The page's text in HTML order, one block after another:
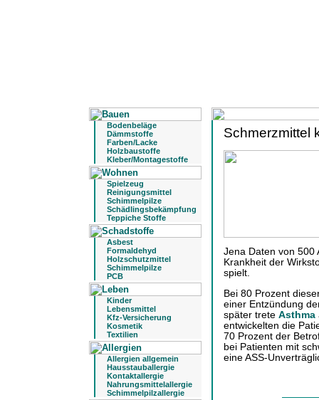
Bodenbeläge
Dämmstoffe
Farben/Lacke
Holzbaustoffe
Kleber/Montagestoffe
Spielzeug
Reinigungsmittel
Schimmelpilze
Schädlingsbekämpfung
Teppiche Stoffe
Asbest
Formaldehyd
Holzschutzmittel
Schimmelpilze
PCB
Kinder
Lebensmittel
Kfz-Versicherung
Kosmetik
Textilien
Allergien allgemein
Hausstauballergie
Kontaktallergie
Nahrungsmittelallergie
Schimmelpilzallergie
Schmerzmittel
Jena Daten von 500
Krankheit der
spielt.
Bei 80 Prozent
einer Entzündung
später trete Asthma
entwickelten die
70 Prozent der
bei Patienten mit
eine ASS-